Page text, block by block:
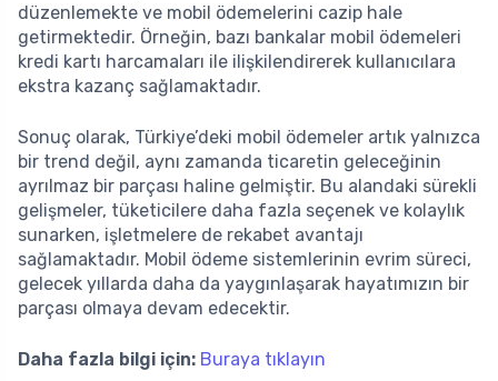
düzenlemekte ve mobil ödemelerini cazip hale
getirmektedir. Örneğin, bazı bankalar mobil ödemeleri
kredi kartı harcamaları ile ilişkilendirerek kullanıcılara
ekstra kazanç sağlamaktadır.
Sonuç olarak, Türkiye’deki mobil ödemeler artık yalnızca
bir trend değil, aynı zamanda ticaretin geleceğinin
ayrılmaz bir parçası haline gelmiştir. Bu alandaki sürekli
gelişmeler, tüketicilere daha fazla seçenek ve kolaylık
sunarken, işletmelere de rekabet avantajı
sağlamaktadır. Mobil ödeme sistemlerinin evrim süreci,
gelecek yıllarda daha da yaygınlaşarak hayatımızın bir
parçası olmaya devam edecektir.
Daha fazla bilgi için: Buraya tıklayın